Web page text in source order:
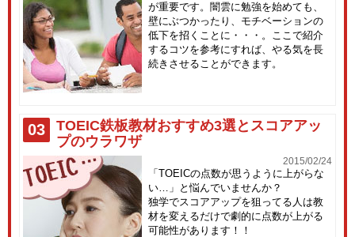
が重要です。闇雲に勉強を始めても、
壁にぶつかったり、モチベーションの
低下を招くことに・・・。ここで紹介
するコツを参考にすれば、やる気を長
続きさせることができます。
03
TOEIC鉄板教材おすすめ3選とスコアアッ
プのウラワザ
2015/02/24
「TOEICの点数が思うように上がらな
い…」と悩んでいませんか？
独学でスコアアップを狙ってる人は教
材を変えるだけで劇的に点数が上がる
可能性があります！！